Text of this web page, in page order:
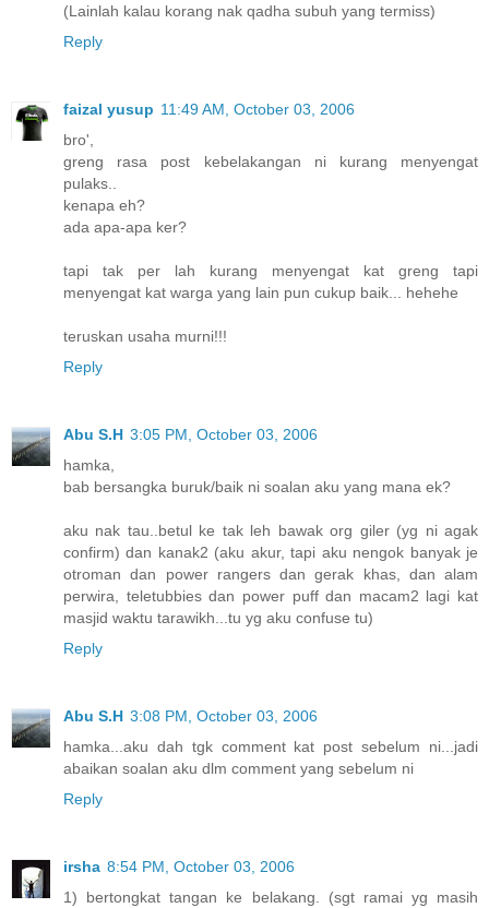
(Lainlah kalau korang nak qadha subuh yang termiss)
Reply
faizal yusup 11:49 AM, October 03, 2006
bro',
greng rasa post kebelakangan ni kurang menyengat
pulaks..
kenapa eh?
ada apa-apa ker?
tapi tak per lah kurang menyengat kat greng tapi
menyengat kat warga yang lain pun cukup baik... hehehe
teruskan usaha murni!!!
Reply
Abu S.H 3:05 PM, October 03, 2006
hamka,
bab bersangka buruk/baik ni soalan aku yang mana ek?
aku nak tau..betul ke tak leh bawak org giler (yg ni agak
confirm) dan kanak2 (aku akur, tapi aku nengok banyak je
otroman dan power rangers dan gerak khas, dan alam
perwira, teletubbies dan power puff dan macam2 lagi kat
masjid waktu tarawikh...tu yg aku confuse tu)
Reply
Abu S.H 3:08 PM, October 03, 2006
hamka...aku dah tgk comment kat post sebelum ni...jadi
abaikan soalan aku dlm comment yang sebelum ni
Reply
irsha 8:54 PM, October 03, 2006
1) bertongkat tangan ke belakang. (sgt ramai yg masih